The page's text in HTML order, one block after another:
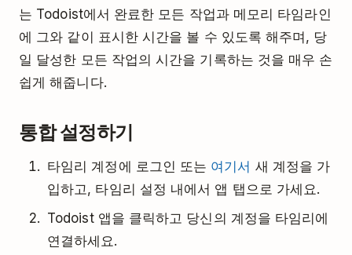
는 Todoist에서 완료한 모든 작업과 메모리 타임라인
에 그와 같이 표시한 시간을 볼 수 있도록 해주며, 당
일 달성한 모든 작업의 시간을 기록하는 것을 매우 손
쉽게 해줍니다.
통합 설정하기
타임리 계정에 로그인 또는 여기서 새 계정을 가
입하고, 타임리 설정 내에서 앱 탭으로 가세요.
Todoist 앱을 클릭하고 당신의 계정을 타임리에
연결하세요.